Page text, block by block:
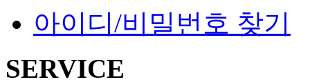
아이디/비밀번호 찾기
SERVICE